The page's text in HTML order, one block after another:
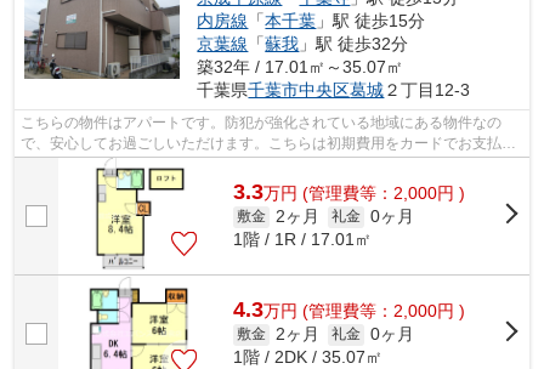
内房線 「本千葉 」駅 徒歩15分
京葉線 「蘇我 」駅 徒歩32分
築32年 / 17.01㎡～35.07㎡
千葉県千葉市中央区葛城２丁目12-3
こちらの物件はアパートです。防犯が強化されている地域にある物件なの
で、安心してお過ごしいただけます。こちらは初期費用をカードでお支払い
いただける物件です。こだわりポイント...
3.3万円 (管理費等：2,000円 )
敷金 2ヶ月 礼金 0ヶ月
1階 / 1R / 17.01㎡
4.3万円 (管理費等：2,000円 )
敷金 2ヶ月 礼金 0ヶ月
1階 / 2DK / 35.07㎡